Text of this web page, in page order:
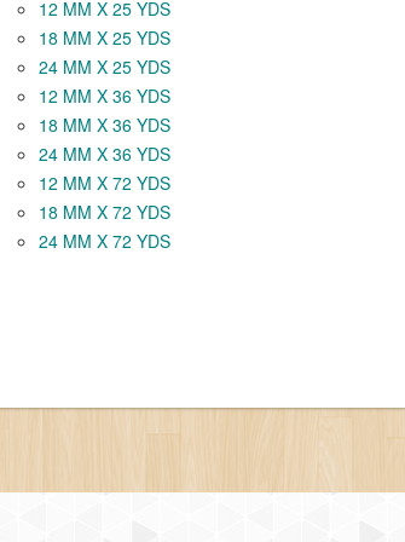
12 MM X 25 YDS
18 MM X 25 YDS
24 MM X 25 YDS
12 MM X 36 YDS
18 MM X 36 YDS
24 MM X 36 YDS
12 MM X 72 YDS
18 MM X 72 YDS
24 MM X 72 YDS